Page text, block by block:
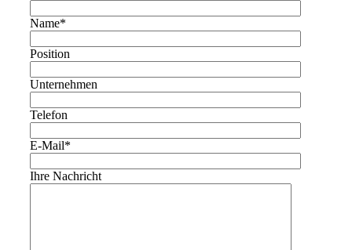
Name*
Position
Unternehmen
Telefon
E-Mail*
Ihre Nachricht